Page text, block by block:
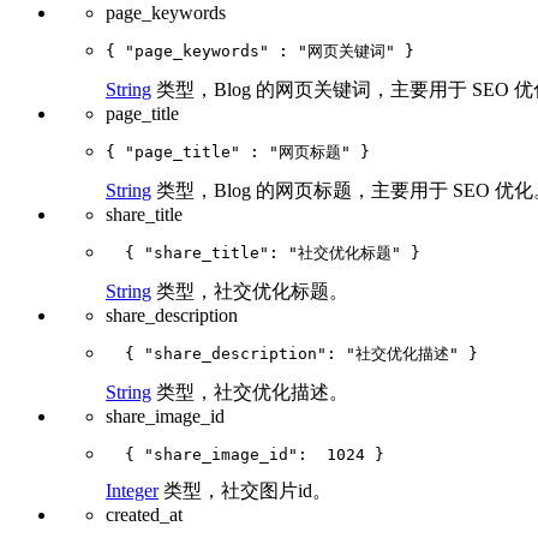
page_keywords
String 类型，Blog 的网页关键词，主要用于 SEO 优
page_title
String 类型，Blog 的网页标题，主要用于 SEO 优化
share_title
String 类型，社交优化标题。
share_description
String 类型，社交优化描述。
share_image_id
Integer类型，社交图片id。
created_at